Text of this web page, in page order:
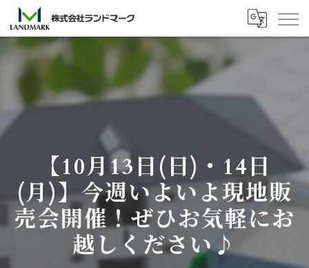
【10月13日(日)・14日
(月)】今週いよいよ現地販
売会開催！ぜひお気軽にお
越しください♪